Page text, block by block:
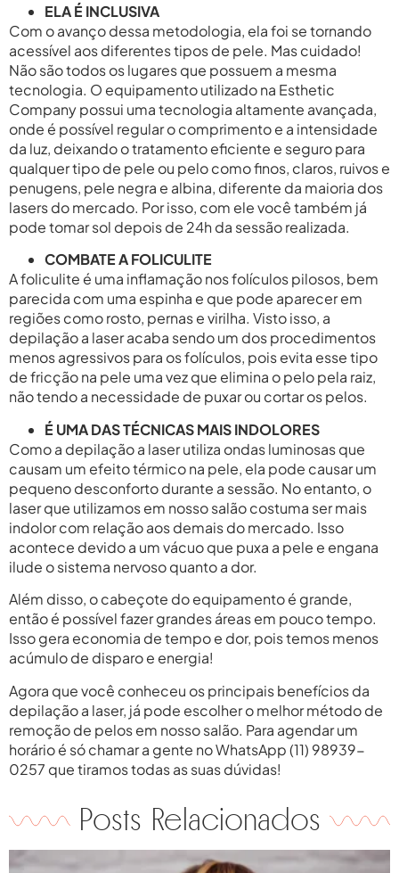
ELA É INCLUSIVA
Com o avanço dessa metodologia, ela foi se tornando
acessível aos diferentes tipos de pele. Mas cuidado!
Não são todos os lugares que possuem a mesma
tecnologia. O equipamento utilizado na Esthetic
Company possui uma tecnologia altamente avançada,
onde é possível regular o comprimento e a intensidade
da luz, deixando o tratamento eficiente e seguro para
qualquer tipo de pele ou pelo como finos, claros, ruivos e
penugens, pele negra e albina, diferente da maioria dos
lasers do mercado. Por isso, com ele você também já
pode tomar sol depois de 24h da sessão realizada.
COMBATE A FOLICULITE
A foliculite é uma inflamação nos folículos pilosos, bem
parecida com uma espinha e que pode aparecer em
regiões como rosto, pernas e virilha. Visto isso, a
depilação a laser acaba sendo um dos procedimentos
menos agressivos para os folículos, pois evita esse tipo
de fricção na pele uma vez que elimina o pelo pela raiz,
não tendo a necessidade de puxar ou cortar os pelos.
É UMA DAS TÉCNICAS MAIS INDOLORES
Como a depilação a laser utiliza ondas luminosas que
causam um efeito térmico na pele, ela pode causar um
pequeno desconforto durante a sessão. No entanto, o
laser que utilizamos em nosso salão costuma ser mais
indolor com relação aos demais do mercado. Isso
acontece devido a um vácuo que puxa a pele e engana
ilude o sistema nervoso quanto a dor.
Além disso, o cabeçote do equipamento é grande,
então é possível fazer grandes áreas em pouco tempo.
Isso gera economia de tempo e dor, pois temos menos
acúmulo de disparo e energia!
Agora que você conheceu os principais benefícios da
depilação a laser, já pode escolher o melhor método de
remoção de pelos em nosso salão. Para agendar um
horário é só chamar a gente no WhatsApp (11) 98939-
0257 que tiramos todas as suas dúvidas!
Posts Relacionados